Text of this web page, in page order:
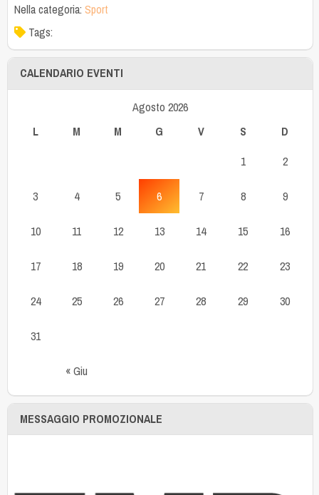
Nella categoria: Sport
Tags:
CALENDARIO EVENTI
Agosto 2026
L
M M G V S D
« Giu
1 2
3 4 5 6 7 8 9
10 11 12 13 14 15 16
17 18 19 20 21 22 23
24 25 26 27 28 29 30
31
MESSAGGIO PROMOZIONALE